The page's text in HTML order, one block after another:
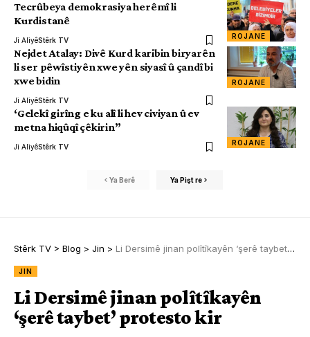
ROJANE
Tecrûbeya demokrasiya herêmî li
Kurdistanê
Ji AliyêStêrk TV
ROJANE
Nejdet Atalay: Divê Kurd karibin biryarên
li ser pêwîstiyên xwe yên siyasî û çandî bi
xwe bidin
Ji AliyêStêrk TV
ROJANE
‘Gelekî girîng e ku alî li hev civiyan û ev
metna hiqûqî çêkirin”
Ji AliyêStêrk TV
Ya Berê Ya Pişt re
Stêrk TV > Blog > Jin > Li Dersimê jinan polîtîkayên ‘şerê taybet’ protesto kir
JIN
Li Dersimê jinan polîtîkayên
‘şerê taybet’ protesto kir